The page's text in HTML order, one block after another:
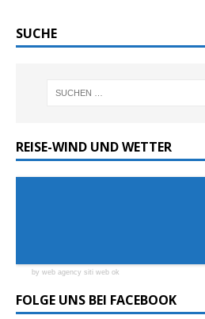
SUCHE
REISE-WIND UND WETTER
by web agency siti web ok
FOLGE UNS BEI FACEBOOK